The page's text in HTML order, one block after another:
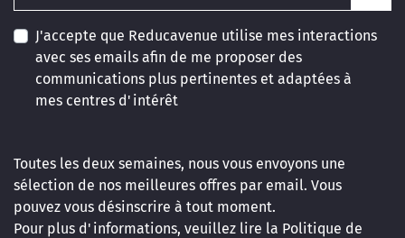
J'accepte que Reducavenue utilise mes interactions
avec ses emails afin de me proposer des
communications plus pertinentes et adaptées à
mes centres d'intérêt
Toutes les deux semaines, nous vous envoyons une
sélection de nos meilleures offres par email. Vous
pouvez vous désinscrire à tout moment.
Pour plus d'informations, veuillez lire la Politique de